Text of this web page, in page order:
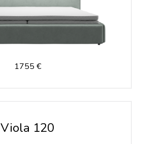
1755 €
Viola 120